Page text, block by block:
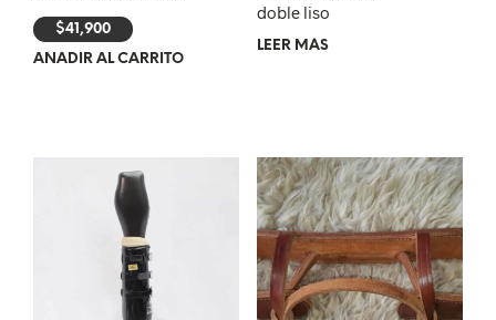
$41,900
AÑADIR AL CARRITO
doble liso
LEER MÁS